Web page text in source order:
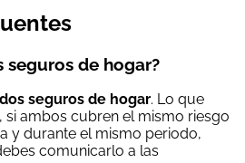
seguros de hogar?
seguros de hogar. Lo que
si ambos cubren el mismo riesgo
y durante el mismo periodo,
comunicarlo a las